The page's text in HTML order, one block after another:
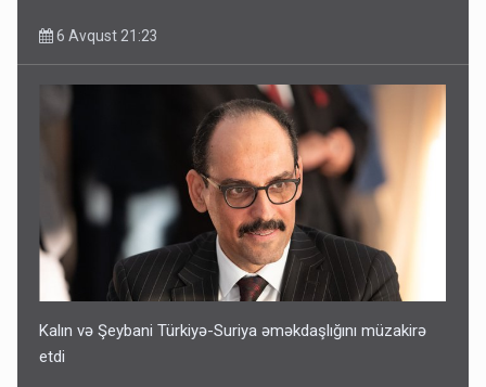
6 Avqust 21:23
Kalın və Şeybani Türkiyə-Suriya əməkdaşlığını müzakirə
etdi